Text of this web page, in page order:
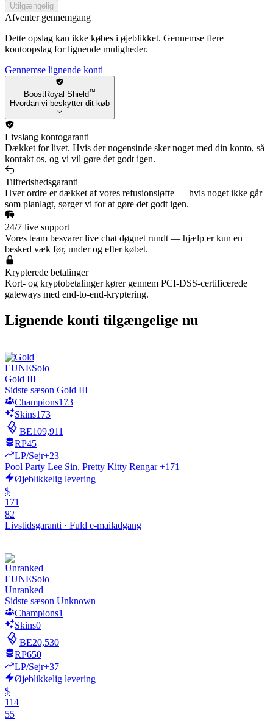
Utilgængelig
Afventer gennemgang
Dette opslag kan ikke købes i øjeblikket. Gennemse flere
kontoopslag for lignende muligheder.
Gennemse lignende konti
BoostRoyal Shield™
Hvordan vi beskytter dit køb
Livslang kontogaranti
Dækket for livet. Hvis der nogensinde sker noget med din konto, så
kontakt os, og vi vil gøre det godt igen.
Tilfredshedsgaranti
Hver ordre er dækket af vores refusionsløfte — hvis noget ikke går
som planlagt, sørger vi for at gøre det godt igen.
24/7 live support
Vores team besvarer live chat døgnet rundt — hjælp er kun en
besked væk før, under og efter købet.
Krypterede betalinger
Kort- og kryptobetalinger kører gennem PCI-DSS-certificerede
gateways med end-to-end-kryptering.
Lignende konti tilgængelige nu
EUNESolo
Gold III
Sidste sæson Gold III
Champions173
Skins173
BE109,911
RP45
LP/Sejr+23
Pool Party Lee Sin, Pretty Kitty Rengar +171
Øjeblikkelig levering
$
171
82
Livstidsgaranti · Fuld e-mailadgang
EUNESolo
Unranked
Sidste sæson Unknown
Champions1
Skins0
BE20,530
RP650
LP/Sejr+37
Øjeblikkelig levering
$
114
55